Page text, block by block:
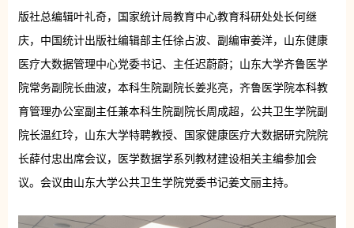
版社总编辑叶礼奇，国家统计局教育中心教育科研处处长何继
庆，中国统计出版社编辑部主任徐占波、副编审姜洋，山东健康
医疗大数据管理中心党委书记、主任迟蔚蔚；山东大学齐鲁医学
院常务副院长曲波，本科生院副院长姜兆亮，齐鲁医学院本科教
育管理办公室副主任兼本科生院副院长周成超，公共卫生学院副
院长温红玲，山东大学特聘教授、国家健康医疗大数据研究院院
长薛付忠出席会议，医学数据学系列教材建设相关主编参加会
议。会议由山东大学公共卫生学院党委书记姜文丽主持。